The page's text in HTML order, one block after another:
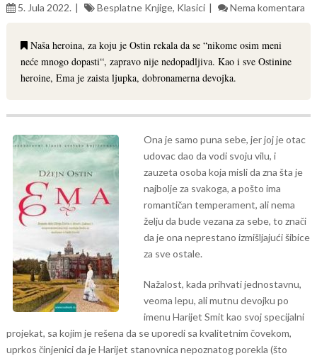
5. Jula 2022. Besplatne Knjige, Klasici Nema komentara
Naša heroina, za koju je Ostin rekala da se “nikome osim meni
neće mnogo dopasti“, zapravo nije nedopadljiva. Kao i sve Ostinine
heroine, Ema je zaista ljupka, dobronamerna devojka.
Ona je samo puna sebe, jer joj je otac
udovac dao da vodi svoju vilu, i
zauzeta osoba koja misli da zna šta je
najbolje za svakoga, a pošto ima
romantičan temperament, ali nema
želju da bude vezana za sebe, to znači
da je ona neprestano izmišljajući šibice
za sve ostale.
Nažalost, kada prihvati jednostavnu,
veoma lepu, ali mutnu devojku po
imenu Harijet Smit kao svoj specijalni
projekat, sa kojim je rešena da se uporedi sa kvalitetnim čovekom,
uprkos činjenici da je Harijet stanovnica nepoznatog porekla (što